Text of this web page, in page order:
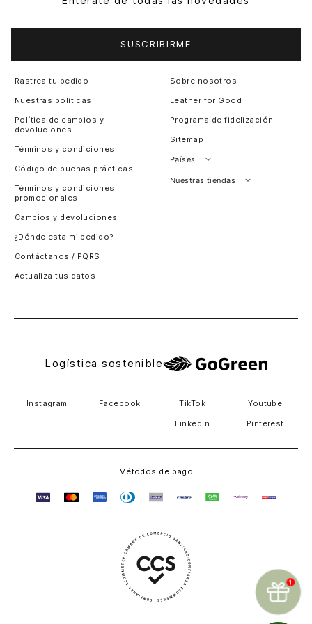
SUSCRIBIRME
Rastrea tu pedido
Nuestras políticas
Política de cambios y
devoluciones
Términos y condiciones
Código de buenas prácticas
Términos y condiciones
promocionales
Cambios y devoluciones
¿Dónde esta mi pedido?
Contáctanos / PQRS
Actualiza tus datos
Sobre nosotros
Leather for Good
Programa de fidelización
Sitemap
Países
Perú
Nuestras tiendas
Logística sostenible
Instagram Facebook TikTok Youtube
LinkedIn Pinterest
Métodos de pago